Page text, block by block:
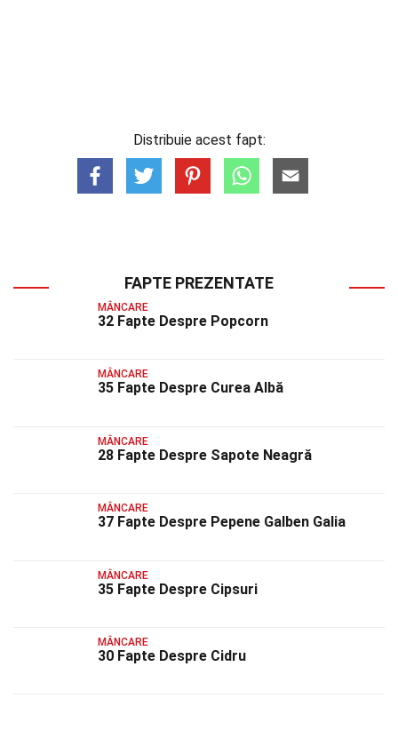
Distribuie acest fapt:
FAPTE PREZENTATE
MÂNCARE
32 Fapte Despre Popcorn
MÂNCARE
35 Fapte Despre Curea Albă
MÂNCARE
28 Fapte Despre Sapote Neagră
MÂNCARE
37 Fapte Despre Pepene Galben Galia
MÂNCARE
35 Fapte Despre Cipsuri
MÂNCARE
30 Fapte Despre Cidru